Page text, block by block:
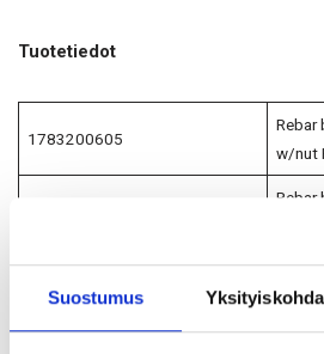
Suostumus
Tuotetiedot
1783200605
w/nut
w/nut